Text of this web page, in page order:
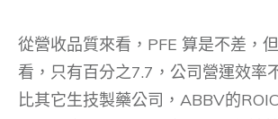
從營收品質來看，PFE 算是不差，
看，只有百分之7.7，公司營運效率
比其它生技製藥公司，ABBV的